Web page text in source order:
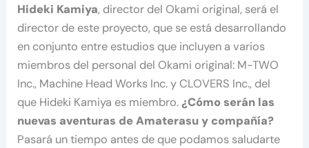
Hideki Kamiya, director del Okami original, será el
director de este proyecto, que se está desarrollando
en conjunto entre estudios que incluyen a varios
miembros del personal del Okami original: M-TWO
Inc., Machine Head Works Inc. y CLOVERS Inc., del
que Hideki Kamiya es miembro.¿Cómo serán las
nuevas aventuras de Amaterasu y compañía?
Pasará un tiempo antes de que podamos saludarte